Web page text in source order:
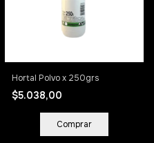
Hortal Polvo x 250grs
$5.038,00